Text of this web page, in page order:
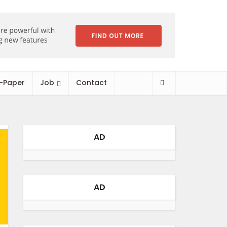
Paper Job Contact
AD
AD